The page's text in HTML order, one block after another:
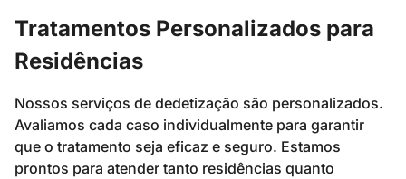
Tratamentos Personalizados para
Residências
Nossos serviços de dedetização são personalizados.
Avaliamos cada caso individualmente para garantir
que o tratamento seja eficaz e seguro. Estamos
prontos para atender tanto residências quanto